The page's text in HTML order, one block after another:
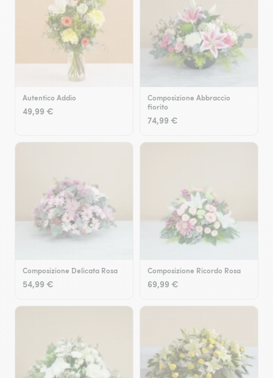
Autentico Addio
49,99 €
Composizione Abbraccio
fiorito
74,99 €
Composizione Delicata Rosa
54,99 €
Composizione Ricordo Rosa
69,99 €